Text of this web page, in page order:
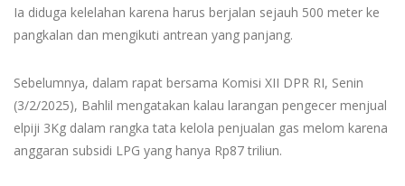
Ia diduga kelelahan karena harus berjalan sejauh 500 meter ke
pangkalan dan mengikuti antrean yang panjang.
Sebelumnya, dalam rapat bersama Komisi XII DPR RI, Senin
(3/2/2025), Bahlil mengatakan kalau larangan pengecer menjual
elpiji 3Kg dalam rangka tata kelola penjualan gas melom karena
anggaran subsidi LPG yang hanya Rp87 triliun.